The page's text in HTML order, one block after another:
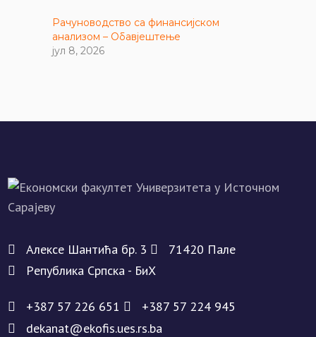
Рачуноводство са финансијском
анализом – Обавјештење
јул 8, 2026
Алeксe Шантића бр. 3
71420 Палe
Рeпублика Српска - БиХ
+387 57 226 651
+387 57 224 945
dekanat@ekofis.ues.rs.ba